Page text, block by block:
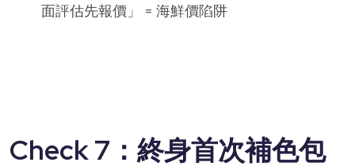
面評估先報價」 = 海鮮價陷阱
Check 7：終身首次補色包